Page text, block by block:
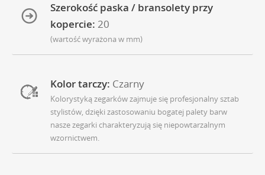
Szerokość paska / bransolety przy
kopercie: 20
(wartość wyrażona w mm)
Kolor tarczy: Czarny
Kolorystyką zegarków zajmuje się profesjonalny sztab
stylistów, dzięki zastosowaniu bogatej palety barw
nasze zegarki charakteryzują się niepowtarzalnym
wzornictwem.